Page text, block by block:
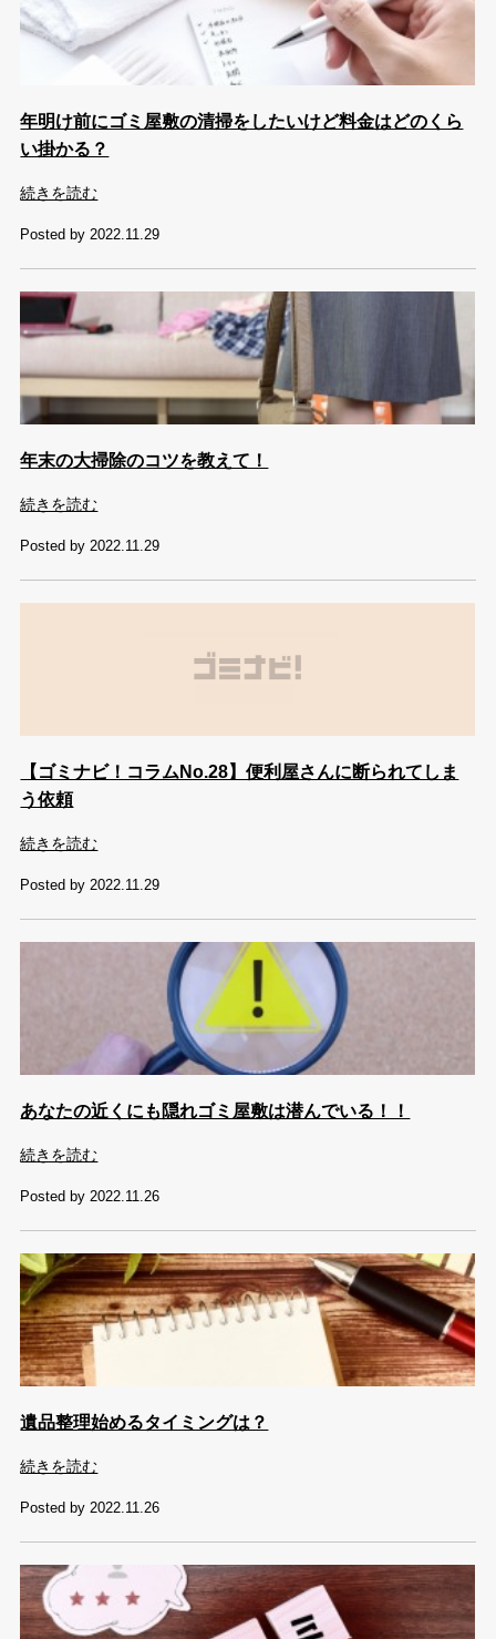
年明け前にゴミ屋敷の清掃をしたいけど料金はどのくら
い掛かる？
続きを読む
Posted by 2022.11.29
年末の大掃除のコツを教えて！
続きを読む
Posted by 2022.11.29
【ゴミナビ！コラムNo.28】便利屋さんに断られてしま
う依頼
続きを読む
Posted by 2022.11.29
あなたの近くにも隠れゴミ屋敷は潜んでいる！！
続きを読む
Posted by 2022.11.26
遺品整理始めるタイミングは？
続きを読む
Posted by 2022.11.26